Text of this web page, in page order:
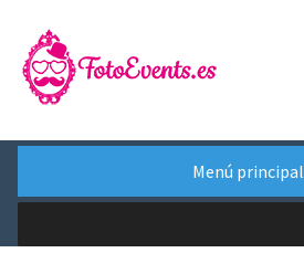
contenido
Menú principal